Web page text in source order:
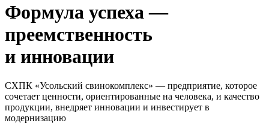
Формула успеха —
преемственность
и инновации
СХПК «Усольский свинокомплекс» — предприятие, которое
сочетает ценности, ориентированные на человека, и качество
продукции, внедряет инновации и инвестирует в
модернизацию